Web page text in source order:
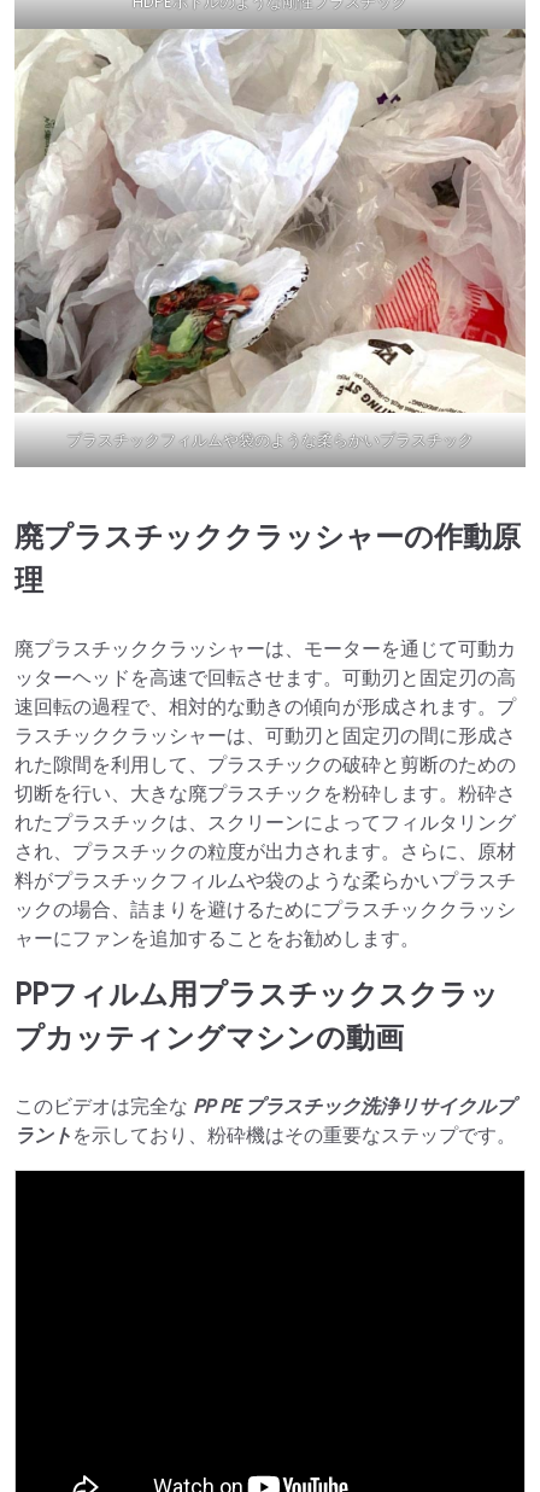
プラスチックフィルムや袋のような柔らかいプラスチック
廃プラスチッククラッシャーの作動原
理
廃プラスチッククラッシャーは、モーターを通じて可動カ
ッターヘッドを高速で回転させます。可動刃と固定刃の高
速回転の過程で、相対的な動きの傾向が形成されます。プ
ラスチッククラッシャーは、可動刃と固定刃の間に形成さ
れた隙間を利用して、プラスチックの破砕と剪断のための
切断を行い、大きな廃プラスチックを粉砕します。粉砕さ
れたプラスチックは、スクリーンによってフィルタリング
され、プラスチックの粒度が出力されます。さらに、原材
料がプラスチックフィルムや袋のような柔らかいプラスチ
ックの場合、詰まりを避けるためにプラスチッククラッシ
ャーにファンを追加することをお勧めします。
PPフィルム用プラスチックスクラッ
プカッティングマシンの動画
このビデオは完全な PP PE プラスチック洗浄リサイクルプ
ラントを示しており、粉砕機はその重要なステップです。